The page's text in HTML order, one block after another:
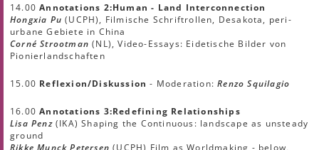
14.00Annotations 2:Human - Land Interconnection
Hongxia Pu (UCPH), Filmische Schriftrollen, Desakota, peri-
urbane Gebiete in China
Corné Strootman (NL), Video-Essays: Eidetische Bilder von
Pionierlandschaften
15.00 Reflexion/Diskussion - Moderation:Renzo Squilagio
16.00Annotations 3:Redefining Relationships
Lisa Penz(IKA) Shaping the Continuous: landscape as unsteady
ground
Rikke Munck Petersen(UCPH) Film as Worldmaking - below,